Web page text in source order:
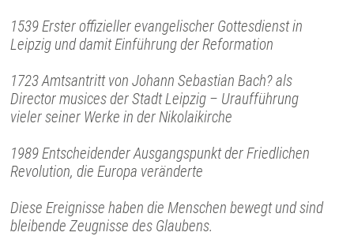
1539 Erster offizieller evangelischer Gottesdienst in
Leipzig und damit Einführung der Reformation
1723 Amtsantritt von Johann Sebastian Bach? als
Director musices der Stadt Leipzig – Uraufführung
vieler seiner Werke in der Nikolaikirche
1989 Entscheidender Ausgangspunkt der Friedlichen
Revolution, die Europa veränderte
Diese Ereignisse haben die Menschen bewegt und sind
bleibende Zeugnisse des Glaubens.